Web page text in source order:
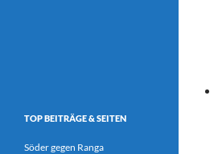
TOP BEITRÄGE & SEITEN
Söder gegen Ranga